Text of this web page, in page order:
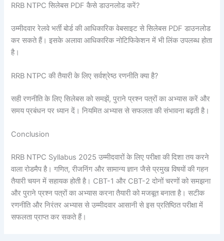
RRB NTPC सिलेबस PDF कैसे डाउनलोड करें?
उम्मीदवार रेलवे भर्ती बोर्ड की आधिकारिक वेबसाइट से सिलेबस PDF डाउनलोड
कर सकते हैं। इसके अलावा आधिकारिक नोटिफिकेशन में भी लिंक उपलब्ध होता
है।
RRB NTPC की तैयारी के लिए सर्वश्रेष्ठ रणनीति क्या है?
सही रणनीति के लिए सिलेबस को समझें, पुराने प्रश्न पत्रों का अभ्यास करें और
समय प्रबंधन पर ध्यान दें। नियमित अभ्यास से सफलता की संभावना बढ़ती है।
Conclusion
RRB NTPC Syllabus 2025 उम्मीदवारों के लिए परीक्षा की दिशा तय करने
वाला रोडमैप है। गणित, रीजनिंग और सामान्य ज्ञान जैसे प्रमुख विषयों की गहन
तैयारी चयन में सहायक होती है। CBT-1 और CBT-2 दोनों चरणों को समझना
और पुराने प्रश्न पत्रों का अभ्यास करना तैयारी को मजबूत बनाता है। सटीक
रणनीति और निरंतर अभ्यास से उम्मीदवार आसानी से इस प्रतिष्ठित परीक्षा में
सफलता प्राप्त कर सकते हैं।